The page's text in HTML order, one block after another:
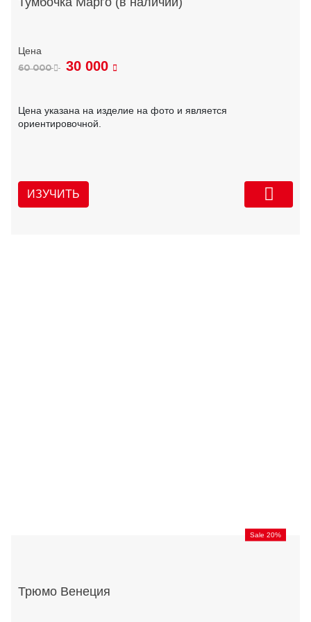
60 000 30 000
Цена указана на изделие на фото и является
ориентировочной.
ИЗУЧИТЬ
Sale 20%
Трюмо Венеция